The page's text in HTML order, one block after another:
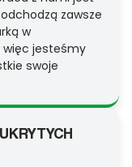
zawsze
w
więc jesteśmy
swoje